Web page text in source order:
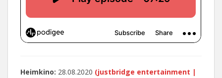
Heimkino: 28.08.2020 (justbridge entertainment |